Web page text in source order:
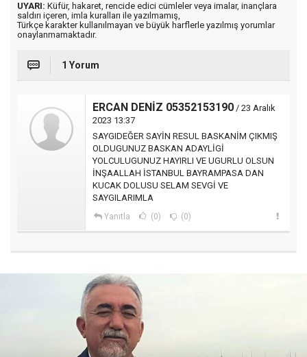
UYARI: Küfür, hakaret, rencide edici cümleler veya imalar, inançlara
saldırı içeren, imla kuralları ile yazılmamış,
Türkçe karakter kullanılmayan ve büyük harflerle yazılmış yorumlar
onaylanmamaktadır.
1 Yorum
ERCAN DENİZ 05352153190 / 23 Aralık
2023 13:37
SAYGIDEĞER SAYİN RESUL BASKANİM ÇIKMIŞ
OLDUGUNUZ BASKAN ADAYLİGİ
YOLCULUGUNUZ HAYIRLI VE UGURLU OLSUN
İNŞAALLAH İSTANBUL BAYRAMPASA DAN
KUCAK DOLUSU SELAM SEVGİ VE
SAYGILARIMLA
Yanıtla (0) (0)